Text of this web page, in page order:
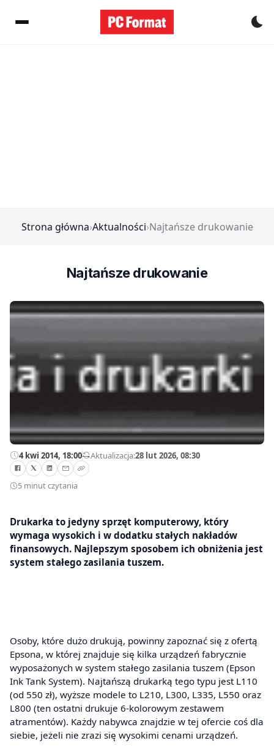
Strona główna›Aktualności›Najtańsze drukowanie
Najtańsze drukowanie
4 kwi 2014, 18:00—Aktualizacja:28 lut 2026, 08:30
5 minut czytania
Drukarka to jedyny sprzęt komputerowy, który
wymaga wysokich i w dodatku stałych nakładów
finansowych. Najlepszym sposobem ich obniżenia jest
system stałego zasilania tuszem.
Osoby, które dużo drukują, powinny zapoznać się z ofertą
Epsona, w której znajduje się kilka urządzeń fabrycznie
wyposażonych w system stałego zasilania tuszem (Epson
Ink Tank System). Najtańszą drukarką tego typu jest L110
(od 550 zł), wyższe modele to L210, L300, L335, L550 oraz
L800 (ten ostatni drukuje 6-kolorowym zestawem
atramentów). Każdy nabywca znajdzie w tej ofercie coś dla
siebie, jeżeli nie zrazi się wysokimi cenami urządzeń.